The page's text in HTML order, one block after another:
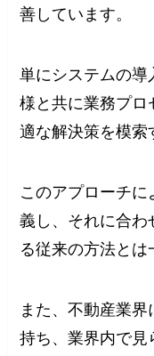
善しています。
単にシステムの導
様と共に業務プロ
適な解決策を模索
このアプローチ
義し、それに合わ
る従来の方法とは
また、不動産業
持ち、業界内で見